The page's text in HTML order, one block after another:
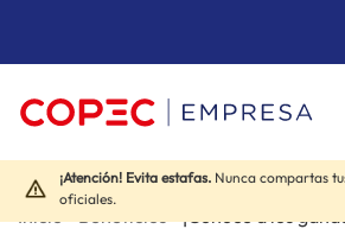
¡Atención! Evita estafas. Nunca compartas
oficiales.
Inicio»Beneficios»¡Conoce a los